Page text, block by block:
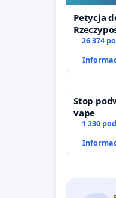
Petycja
26 374
Stop
vape
1 230